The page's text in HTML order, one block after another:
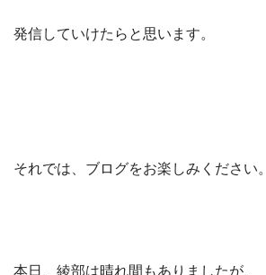
発信していけたらと思います。
それでは、ブログをお楽しみください。
本日、綾部は晴れ間もありましたが、